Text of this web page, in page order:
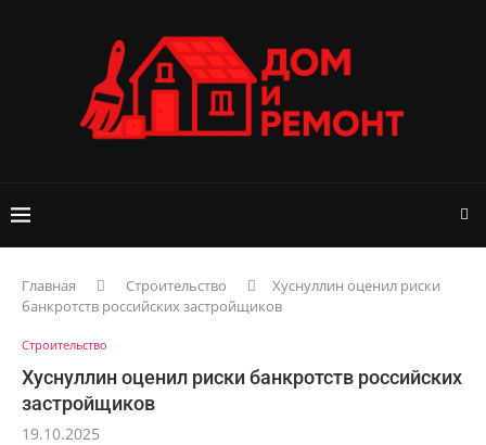
Главная Строительство
Хуснуллин оценил риски
банкротств российских застройщиков
Строительство
Хуснуллин оценил риски банкротств российских
застройщиков
19.10.2025